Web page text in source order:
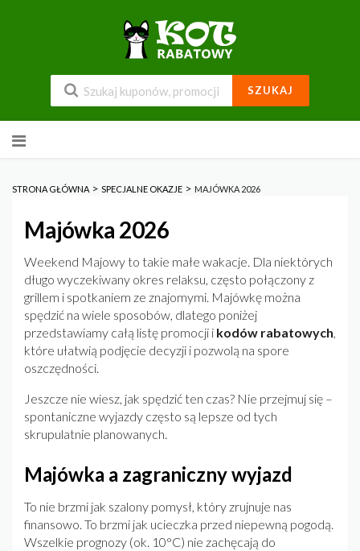
SZUKAJ
do
STRONA GŁÓWNA > SPECJALNE OKAZJE > MAJÓWKA 2026
Majówka 2026
Weekend Majowy to takie małe wakacje. Dla niektórych
długo wyczekiwany okres relaksu, często połączony z
grillem i spotkaniem ze znajomymi. Majówkę można
spędzić na wiele sposobów, dlatego poniżej
przedstawiamy całą listę promocji i kodów rabatowych
które ułatwią podjęcie decyzji i pozwolą na spore
oszczędności.
Jeszcze nie wiesz, jak spędzić ten czas? Nie przejmuj się –
spontaniczne wyjazdy często są lepsze od tych
skrupulatnie planowanych.
Majówka a zagraniczny wyjazd
To nie brzmi jak szalony pomysł, który zrujnuje nas
finansowo. To brzmi jak ucieczka przed niepewną pogodą.
Wszelkie prognozy (ok. 10°C) nie zachęcają do